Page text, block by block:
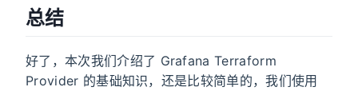
总结
好了，本次我们介绍了 Grafana Terraform
Provider 的基础知识，还是比较简单的，我们使用